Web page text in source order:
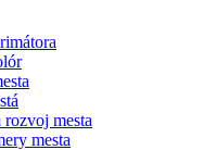
mesta
mesta